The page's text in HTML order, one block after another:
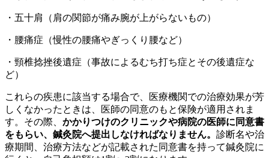
・五十肩（肩の関節が痛み腕が上がらないもの）
・腰痛症（慢性の腰痛やぎっくり腰など）
・頸椎捻挫後遺症（事故によるむち打ち症とその後遺症な
ど）
これらの疾患に該当する場合で、医療機関での治療効果が芳
しくなかったときは、医師の同意のもと保険が適用されま
す。その際、 かかりつけのクリニックや病院の医師に同意書
をもらい、鍼灸院へ提出しなければなりません。 診断名や治
療期間、治療方法などが記載された同意書を持って鍼灸院に